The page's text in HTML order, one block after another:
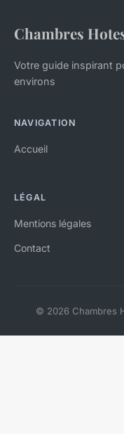
Chambres
Votre guide inspirant
environs
NAVIGATION
Accueil
LÉGAL
Mentions légales
Contact
© 2026 Chambres